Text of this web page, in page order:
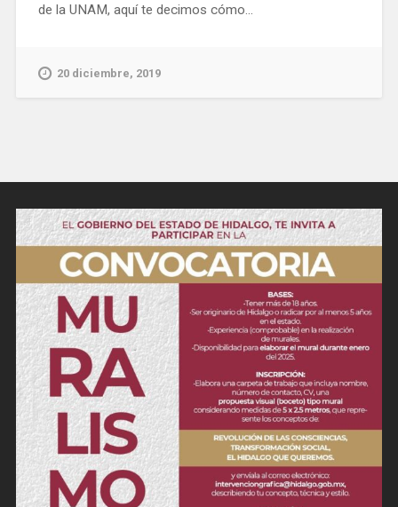
de la UNAM, aquí te decimos cómo…
20 diciembre, 2019